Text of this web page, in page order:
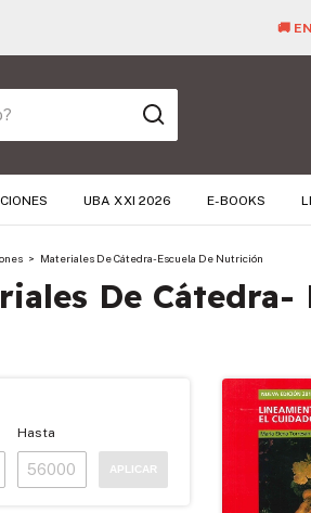
🚚
UBA XXI 2026 E-BOOKS
> Materiales De Cátedra- Escuela De Nutrición
De
Hasta
APLICAR